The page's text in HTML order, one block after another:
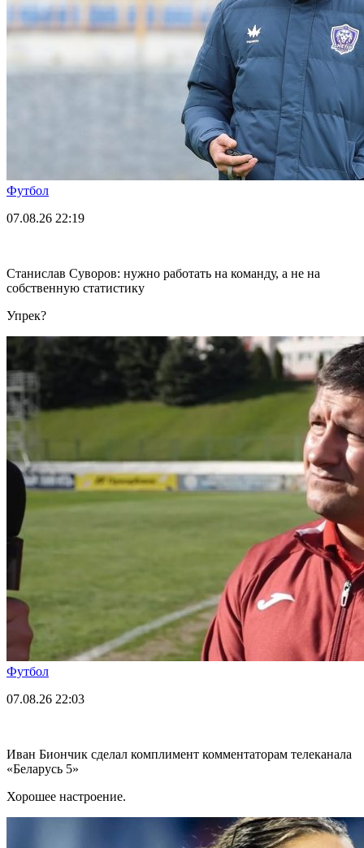
Футбол
07.08.26 22:19
Станислав Суворов: нужно работать на команду, а не на
собственную статистику
Упрек?
Футбол
07.08.26 22:03
Иван Биончик сделал комплимент комментаторам телеканала
«Беларусь 5»
Хорошее настроение.